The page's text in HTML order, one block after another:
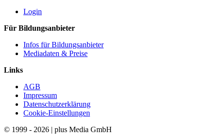
Login
Für Bildungsanbieter
Infos für Bildungsanbieter
Mediadaten & Preise
Links
AGB
Impressum
Datenschutzerklärung
Cookie-Einstellungen
© 1999 - 2026 | plus Media GmbH